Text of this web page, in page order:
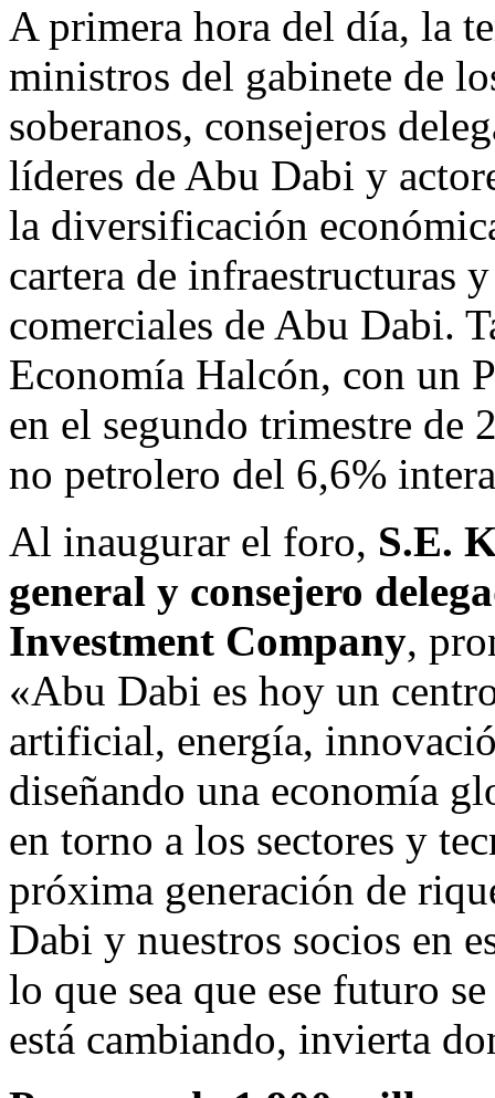
A primera hora del día, la
ministros del gabinete de
soberanos, consejeros
líderes de Abu Dabi y
la diversificación
cartera de infraestructuras
comerciales de Abu Dabi.
Economía Halcón, con un
en el segundo trimestre de
no petrolero del 6,6%
Al inaugurar el foro, S.E.
general y consejero
Investment Company,
«Abu Dabi es hoy un
artificial, energía,
diseñando una economía
en torno a los sectores y
próxima generación de
Dabi y nuestros socios en
lo que sea que ese futuro
está cambiando, invierta